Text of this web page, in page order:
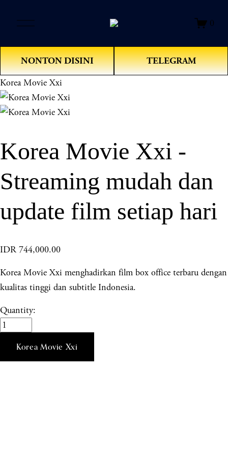
e
n
M
e
u
0
NONTON DISINI TELEGRAM
Korea Movie Xxi
Korea Movie Xxi -
Streaming mudah dan
update film setiap hari
IDR 744,000.00
Korea Movie Xxi menghadirkan film box office terbaru dengan
kualitas tinggi dan subtitle Indonesia.
Quantity:
Korea Movie Xxi